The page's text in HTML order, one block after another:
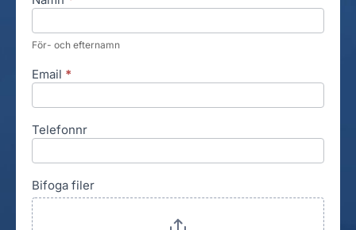
Intresseanmälan
För- och efternamn
Email *
Telefonnr
Bifoga filer